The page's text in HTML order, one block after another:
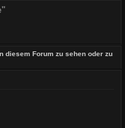
diesem Forum zu sehen oder zu